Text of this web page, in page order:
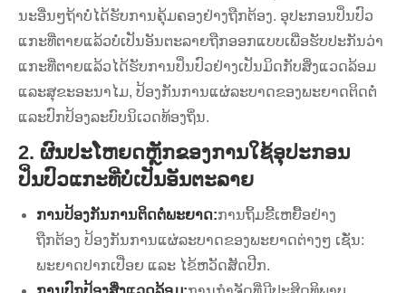
ນະອື່ນໆຖ້າບໍ່ໄດ້ຮັບການຄຸ້ມຄອງຢ່າງຖືກຕ້ອງ. ອຸປະກອນປິ່ນປົວ
ແກະທີ່ຕາຍແລ້ວບໍ່ເປັນອັນຕະລາຍຖືກອອກແບບເພື່ອຮັບປະກັນວ່າ
ແກະທີ່ຕາຍແລ້ວໄດ້ຮັບການປິ່ນປົວຢ່າງເປັນມິດກັບສິ່ງແວດລ້ອມ
ແລະສຸຂະອະນາໄມ, ປ້ອງກັນການແຜ່ລະບາດຂອງພະຍາດຕິດຕໍ່
ແລະປົກປ້ອງລະບົບນິເວດທ້ອງຖິ່ນ.
2. ຜົນປະໂຫຍດຫຼັກຂອງການໃຊ້ອຸປະກອນ
ປິ່ນປົວແກະທີ່ບໍ່ເປັນອັນຕະລາຍ
ການ​ປ້ອງ​ກັນ​ການ​ຕິດ​ຕໍ່​ພະ​ຍາດ​:ການຖິ້ມຂີ້ເຫຍື້ອຢ່າງ
ຖືກຕ້ອງ ປ້ອງກັນການແຜ່ລະບາດຂອງພະຍາດຕ່າງໆ ເຊັ່ນ:
ພະຍາດປາກເປື່ອຍ ແລະ ໄຂ້ຫວັດສັດປີກ.